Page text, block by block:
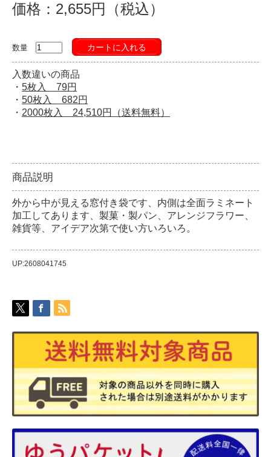
価格：2,655円（税込）
数量 カートに入れる
入数違いの商品
・ 5枚入 79円
・ 50枚入 682円
・ 2000枚入 24,510円（送料無料）
商品説明
外から中が見える窓付き袋です、内側は全面ラミネート
加工してあります、製菓・製パン、アレンジフラワー、
雑貨等、アイデア次第で使い方いろいろ。
UP:2608041745